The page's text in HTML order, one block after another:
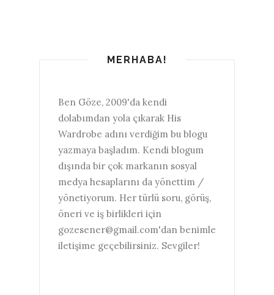
MERHABA!
Ben Göze, 2009'da kendi
dolabımdan yola çıkarak His
Wardrobe adını verdiğim bu blogu
yazmaya başladım. Kendi blogum
dışında bir çok markanın sosyal
medya hesaplarını da yönettim /
yönetiyorum. Her türlü soru, görüş,
öneri ve iş birlikleri için
gozesener@gmail.com'dan benimle
iletişime geçebilirsiniz. Sevgiler!